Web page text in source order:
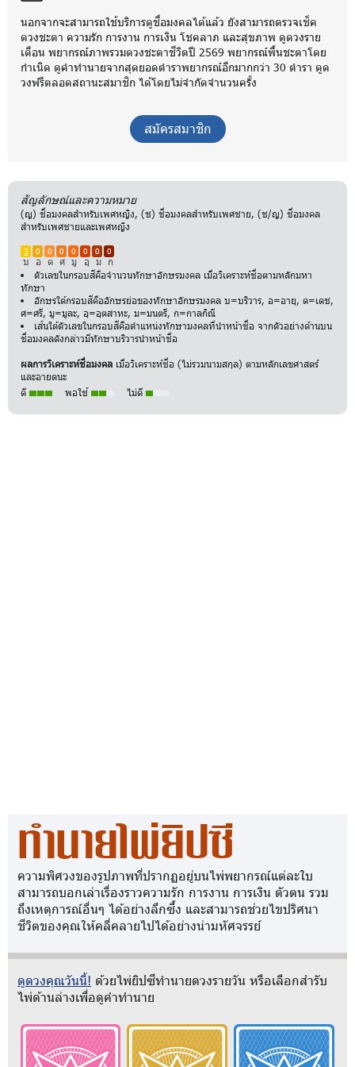
นอกจากจะสามารถใช้บริการดูชื่อมงคลได้แล้ว ยังสามารถตรวจเช็ค
ดวงชะตา ความรัก การงาน การเงิน โชคลาภ และสุขภาพ ดูดวงราย
เดือน พยากรณ์ภาพรวมดวงชะตาชีวิตปี 2569 พยากรณ์พื้นชะตาโดย
กำเนิด ดูคำทำนายจากสุดยอดตำราพยากรณ์อีกมากกว่า 30 ตำรา ดูด
วงฟรีตลอดสถานะสมาชิก ได้โดยไม่จำกัดจำนวนครั้ง
สมัครสมาชิก
สัญลักษณ์และความหมาย
(ญ) ชื่อมงคลสำหรับเพศหญิง, (ช) ชื่อมงคลสำหรับเพศชาย, (ช/ญ) ชื่อมงคล
สำหรับเพศชายและเพศหญิง
3 0 0 0 0 0 0 0
บ อ ด ศ มู อุ ม ก
ตัวเลขในกรอบสีคือจำนวนทักษาอักษรมงคล เมื่อวิเคราะห์ชื่อตามหลักมหา
ทักษา
อักษรใต้กรอบสีคืออักษรย่อของทักษาอักษรมงคล บ=บริวาร, อ=อายุ, ด=เดช,
ศ=ศรี, มู=มูละ, อุ=อุตสาหะ, ม=มนตรี, ก=กาลกิณี
เส้นใต้ตัวเลขในกรอบสีคือตำแหน่งทักษามงคลที่นำหน้าชื่อ จากตัวอย่างด้านบน
ชื่อมงคลดังกล่าวมีทักษาบริวารนำหน้าชื่อ
ผลการวิเคราะห์ชื่อมงคล เมื่อวิเคราะห์ชื่อ (ไม่รวมนามสกุล) ตามหลักเลขศาสตร์
และอายตนะ
ดี
พอใช้ ไม่ดี
ทำนายไพ่ยิปซี
ความพิศวงของรูปภาพที่ปรากฏอยู่บนไพ่พยากรณ์แต่ละใบ
สามารถบอกเล่าเรื่องราวความรัก การงาน การเงิน ตัวตน รวม
ถึงเหตุการณ์อื่นๆ ได้อย่างลึกซึ้ง และสามารถช่วยไขปริศนา
ชีวิตของคุณให้คลี่คลายไปได้อย่างน่ามหัศจรรย์
ดูดวงคุณวันนี้! ด้วยไพ่ยิปซีทำนายดวงรายวัน หรือเลือกสำรับ
ไพ่ด้านล่างเพื่อดูคำทำนาย